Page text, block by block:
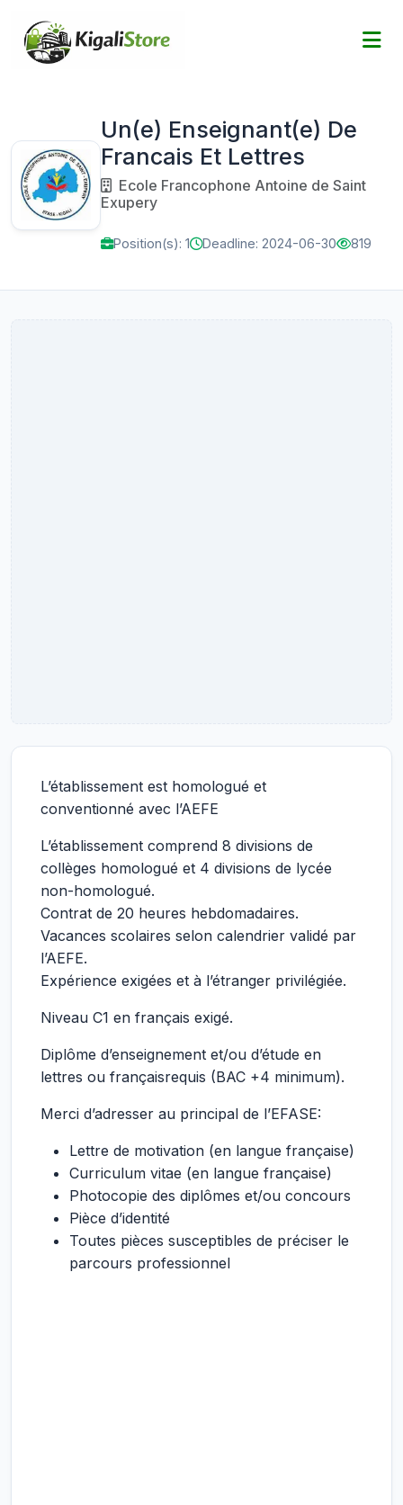
Un(e) Enseignant(e) De
Francais Et Lettres
Ecole Francophone Antoine de Saint
Exupery
Position(s): 1 Deadline: 2024-06-30 819
L’établissement est homologué et
conventionné avec l’AEFE
L’établissement comprend 8 divisions de
collèges homologué et 4 divisions de lycée
non-homologué.
Contrat de 20 heures hebdomadaires.
Vacances scolaires selon calendrier validé par
l’AEFE.
Expérience exigées et à l’étranger privilégiée.
Niveau C1 en français exigé.
Diplôme d’enseignement et/ou d’étude en
lettres ou françaisrequis (BAC +4 minimum).
Merci d’adresser au principal de l’EFASE:
Lettre de motivation (en langue française)
Curriculum vitae (en langue française)
Photocopie des diplômes et/ou concours
Pièce d’identité
Toutes pièces susceptibles de préciser le
parcours professionnel